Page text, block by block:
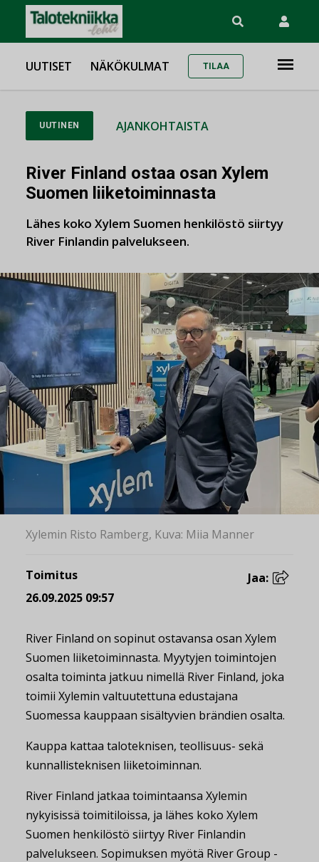
UUTISET NÄKÖKULMAT TILAA
UUTINEN AJANKOHTAISTA
River Finland ostaa osan Xylem
Suomen liiketoiminnasta
Lähes koko Xylem Suomen henkilöstö siirtyy
River Finlandin palvelukseen.
Xylemin Risto Ramberg, Kuva: Miia Manner
Toimitus
26.09.2025 09:57
Jaa:
River Finland on sopinut ostavansa osan Xylem
Suomen liiketoiminnasta. Myytyjen toimintojen
osalta toiminta jatkuu nimellä River Finland, joka
toimii Xylemin valtuutettuna edustajana
Suomessa kauppaan sisältyvien brändien osalta.
Kauppa kattaa taloteknisen, teollisuus- sekä
kunnallisteknisen liiketoiminnan.
River Finland jatkaa toimintaansa Xylemin
nykyisissä toimitiloissa, ja lähes koko Xylem
Suomen henkilöstö siirtyy River Finlandin
palvelukseen. Sopimuksen myötä River Group -